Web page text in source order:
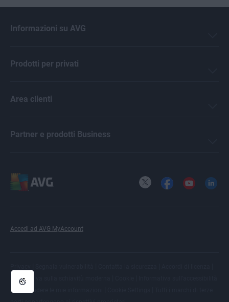
Informazioni su AVG
Prodotti per privati
Area clienti
Partner e prodotti Business
Accedi ad AVG MyAccount
Informativa sulla schiavitù moderna
| Non vendere le mie informazioni